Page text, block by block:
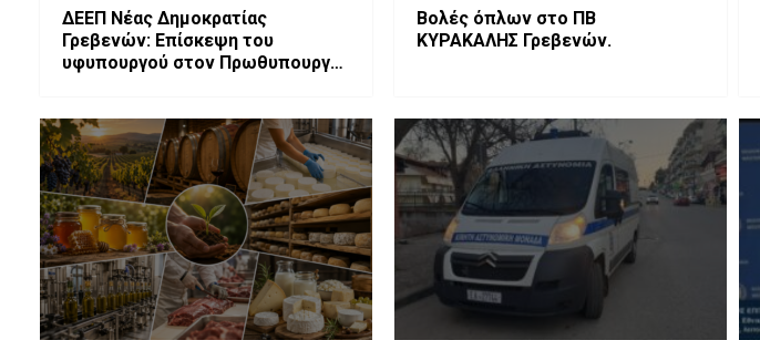
ΔΕΕΠ Νέας Δημοκρατίας
Γρεβενών: Επίσκεψη του
υφυπουργού στον Πρωθυπουργο
Βολές όπλων στο ΠΒ
ΚΥΡΑΚΑΛΗΣ Γρεβενών.